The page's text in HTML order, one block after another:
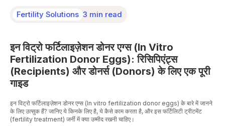
Fertility Solutions 3 min read
इन विट्रो फर्टिलाइज़ेशन डोनर एग्स (In Vitro
Fertilization Donor Eggs): रिसिपिएंट्स
(Recipients) और डोनर्स (Donors) के लिए एक पूरी
गाइड
इन विट्रो फर्टिलाइज़ेशन डोनर एग्स (In vitro fertilization donor eggs) के बारे में जानने
के लिए उत्सुक हैं? जानिए ये किनके लिए है, ये कैसे काम करता है, और इस फर्टिलिटी ट्रीटमेंट
(fertility treatment) जर्नी में क्या उम्मीद रखनी चाहिए।